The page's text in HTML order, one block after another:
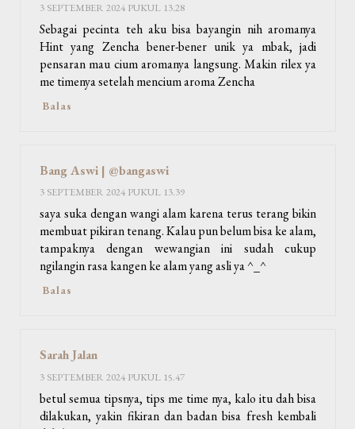
3 SEPTEMBER 2024 PUKUL 13.28
Sebagai pecinta teh aku bisa bayangin nih aromanya
Hint yang Zencha bener-bener unik ya mbak, jadi
pensaran mau cium aromanya langsung. Makin rilex ya
me timenya setelah mencium aroma Zencha
Balas
Bang Aswi | @bangaswi
3 SEPTEMBER 2024 PUKUL 13.39
saya suka dengan wangi alam karena terus terang bikin
membuat pikiran tenang. Kalau pun belum bisa ke alam,
tampaknya dengan wewangian ini sudah cukup
ngilangin rasa kangen ke alam yang asli ya ^_^
Balas
Sarah Jalan
3 SEPTEMBER 2024 PUKUL 15.47
betul semua tipsnya, tips me time nya, kalo itu dah bisa
dilakukan, yakin fikiran dan badan bisa fresh kembali